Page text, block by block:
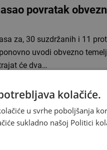
povratak
za, 30 suzdržanih i 11
uvodi obvezno
će dva…
ukrali tajne vojne
obrane i objavili
kolačiće.
u svrhe poboljšanja
sukladno našoj Politici